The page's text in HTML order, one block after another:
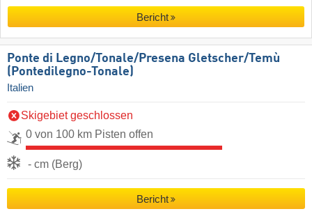
Bericht
Ponte di Legno/​Tonale/​Presena Gletscher/​Temù
(Pontedilegno-Tonale)
Italien
Skigebiet geschlossen
0 von 100 km Pisten offen
- cm (Berg)
Bericht